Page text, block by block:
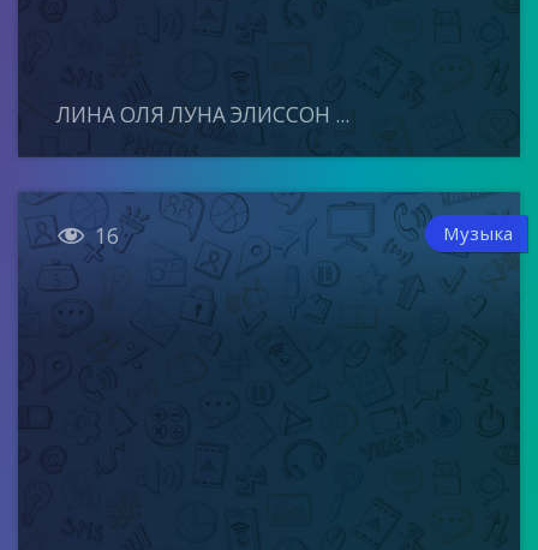
ЛИНА ОЛЯ ЛУНА ЭЛИССОН ...
 16 Музыка